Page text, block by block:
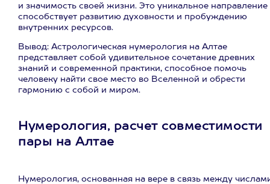
и значимость своей жизни. Это уникальное направление
способствует развитию духовности и пробуждению
внутренних ресурсов.
Вывод: Астрологическая нумерология на Алтае
представляет собой удивительное сочетание древних
знаний и современной практики, способное помочь
человеку найти свое место во Вселенной и обрести
гармонию с собой и миром.
Нумерология, расчет совместимости
пары на Алтае
Нумерология, основанная на вере в связь между